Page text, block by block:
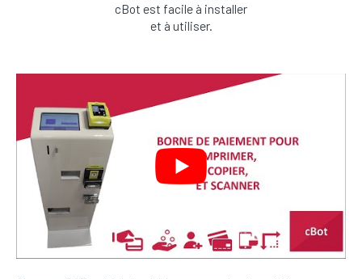
cBot est facile à installer
et à utiliser.